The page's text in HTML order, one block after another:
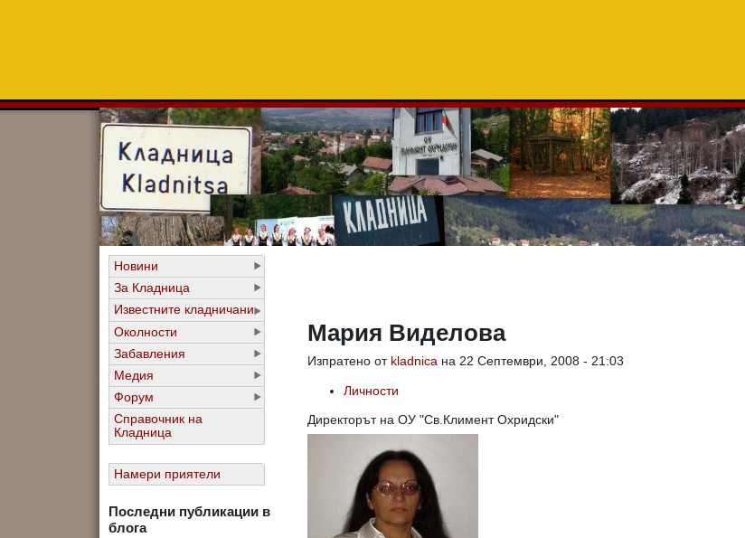
Новини
За Кладница
Известните кладничани
Околности
Забавления
Медия
Форум
Справочник на
Кладница
Намери приятели
Последни публикации в
блога
Мария Виделова
Изпратено от kladnica на 22 Септември, 2008 - 21:03
Личности
Директорът на ОУ "Св.Климент Охридски"